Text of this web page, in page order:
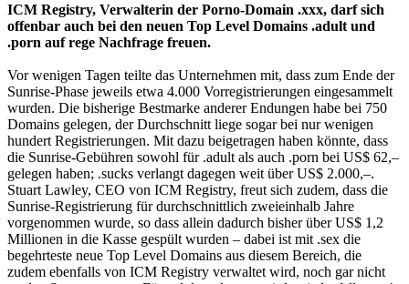
ICM Registry, Verwalterin der Porno-Domain .xxx, darf sich
offenbar auch bei den neuen Top Level Domains .adult und
.porn auf rege Nachfrage freuen.
Vor wenigen Tagen teilte das Unternehmen mit, dass zum Ende der
Sunrise-Phase jeweils etwa 4.000 Vorregistrierungen eingesammelt
wurden. Die bisherige Bestmarke anderer Endungen habe bei 750
Domains gelegen, der Durchschnitt liege sogar bei nur wenigen
hundert Registrierungen. Mit dazu beigetragen haben könnte, dass
die Sunrise-Gebühren sowohl für .adult als auch .porn bei US$ 62,–
gelegen haben; .sucks verlangt dagegen weit über US$ 2.000,–.
Stuart Lawley, CEO von ICM Registry, freut sich zudem, dass die
Sunrise-Registrierung für durchschnittlich zweieinhalb Jahre
vorgenommen wurde, so dass allein dadurch bisher über US$ 1,2
Millionen in die Kasse gespült wurden – dabei ist mit .sex die
begehrteste neue Top Level Domains aus diesem Bereich, die
zudem ebenfalls von ICM Registry verwaltet wird, noch gar nicht